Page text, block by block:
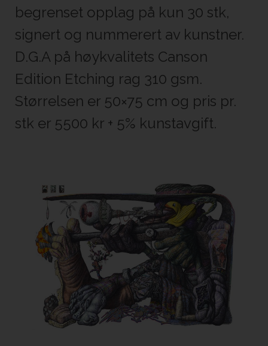
begrenset opplag på kun 30 stk,
signert og nummerert av kunstner.
D.G.A på høykvalitets Canson
Edition Etching rag 310 gsm.
Størrelsen er 50×75 cm og pris pr.
stk er 5500 kr + 5% kunstavgift.